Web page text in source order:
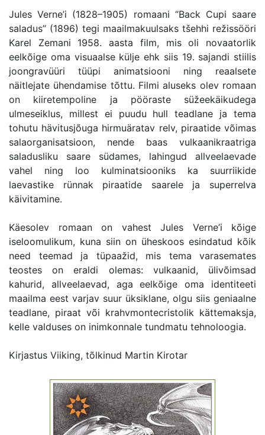
Jules Verne’i (1828–1905) romaani “Back Cupi saare
saladus” (1896) tegi maailmakuulsaks tšehhi režissööri
Karel Zemani 1958. aasta film, mis oli novaatorlik
eelkõige oma visuaalse külje ehk siis 19. sajandi stiilis
joongravüüri tüüpi animatsiooni ning reaalsete
näitlejate ühendamise tõttu. Filmi aluseks olev romaan
on kiiretempoline ja pööraste süžeekäikudega
ulmeseiklus, millest ei puudu hull teadlane ja tema
tohutu hävitusjõuga hirmuäratav relv, piraatide võimas
salaorganisatsioon, nende baas vulkaanikraatriga
saladusliku saare südames, lahingud allveelaevade
vahel ning loo kulminatsiooniks ka suurriikide
laevastike rünnak piraatide saarele ja superrelva
käivitamine.
Käesolev romaan on vahest Jules Verne’i kõige
iseloomulikum, kuna siin on üheskoos esindatud kõik
need teemad ja tüpaažid, mis tema varasemates
teostes on eraldi olemas: vulkaanid, ülivõimsad
kahurid, allveelaevad, aga eelkõige oma identiteeti
maailma eest varjav suur üksiklane, olgu siis geniaalne
teadlane, piraat või krahvmontecristolik kättemaksja,
kelle valduses on inimkonnale tundmatu tehnoloogia.
Kirjastus Viiking, tõlkinud Martin Kirotar